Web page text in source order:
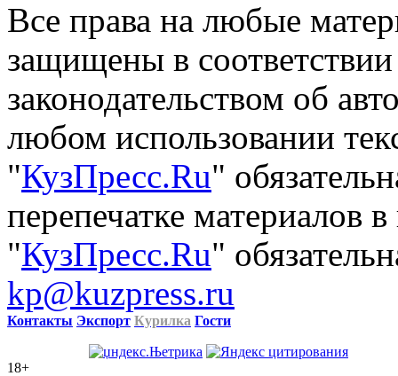
Все права на любые
защищены в
законодательством об
любом использовании
"КузПресс.Ru"
перепечатке материалов
"КузПресс.Ru"
kp@kuzpress.ru
Контакты Экспорт Курилка Гости
18+